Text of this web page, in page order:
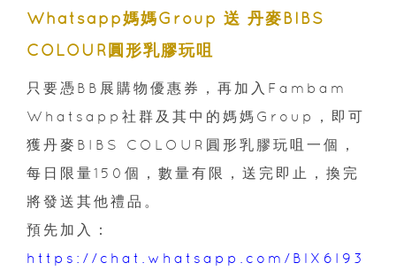
Whatsapp媽媽Group 送 丹麥BIBS
COLOUR圓形乳膠玩咀
只要憑BB展購物優惠券，再加入Fambam
Whatsapp社群及其中的媽媽Group，即可
獲丹麥BIBS COLOUR圓形乳膠玩咀一個，
每日限量150個，數量有限，送完即止，換完
將發送其他禮品。
預先加入：
https://chat.whatsapp.com/BlX6I93